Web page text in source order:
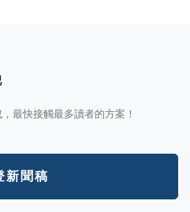
最快接觸最多讀者的方案！
新聞稿